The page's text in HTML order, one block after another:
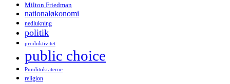
Milton Friedman
nationaløkonomi
nedlukning
politik
produktivitet
public choice
Punditokraterne
religion